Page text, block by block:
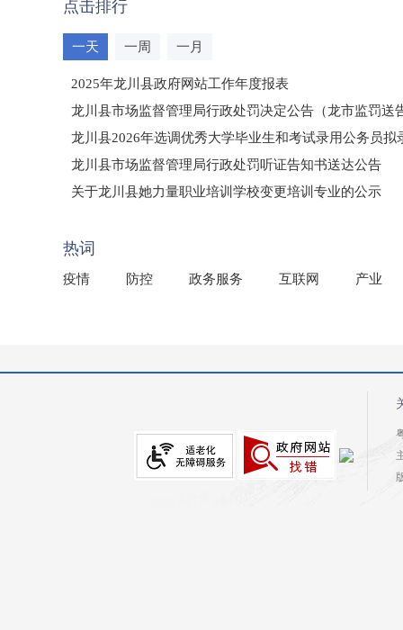
点击排行
一天 一周 一月
2025年龙川县政府网站工作年度报表
龙川县市场监督管理局行政处罚决定公告（龙市监罚送
龙川县2026年选调优秀大学毕业生和考试录用公务员拟
龙川县市场监督管理局行政处罚听证告知书送达公告
（龙市监罚送告〔2026〕71号）
关于龙川县她力量职业培训学校变更培训专业的公示
热词
疫情 防控 政务服务 互联网 产业